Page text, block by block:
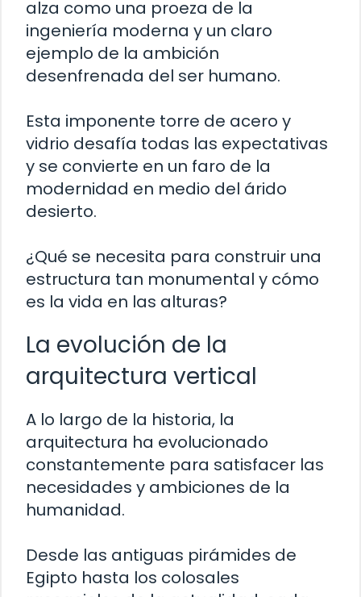
alza como una proeza de la
ingeniería moderna y un claro
ejemplo de la ambición
desenfrenada del ser humano.
Esta imponente torre de acero y
vidrio desafía todas las expectativas
y se convierte en un faro de la
modernidad en medio del árido
desierto.
¿Qué se necesita para construir una
estructura tan monumental y cómo
es la vida en las alturas?
La evolución de la
arquitectura vertical
A lo largo de la historia, la
arquitectura ha evolucionado
constantemente para satisfacer las
necesidades y ambiciones de la
humanidad.
Desde las antiguas pirámides de
Egipto hasta los colosales